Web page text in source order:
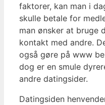
faktorer, kan man i
skulle betale for
man ønsker at bruge
kontakt med andre.
også gøre på www
dog er en smule
andre datingsider.
Datingsiden